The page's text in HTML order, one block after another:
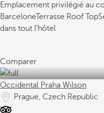
Emplacement privilégié au
BarceloneTerrasse Roof Top
dans tout l’hôtel
Comparer
Occidental Praha Wilson
Prague, Czech Republic